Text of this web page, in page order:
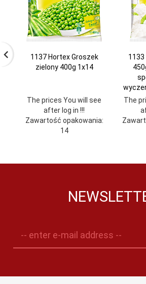
1137 Hortex Groszek
zielony 400g 1x14
The prices You will see
after log in !!!
Zawartość opakowania:
14
The
-- enter e-mail address --